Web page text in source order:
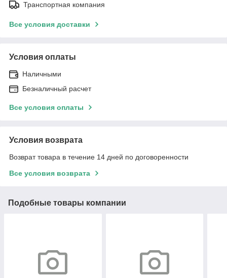
Транспортная компания
Все условия доставки
Условия оплаты
Наличными
Безналичный расчет
Все условия оплаты
Условия возврата
Возврат товара в течение 14 дней по договоренности
Все условия возврата
Подобные товары компании